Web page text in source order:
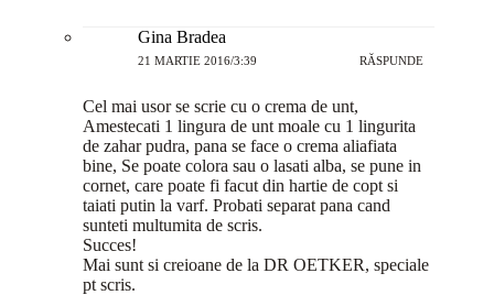
Gina Bradea
21 MARTIE 2016/3:39 RĂSPUNDE
Cel mai usor se scrie cu o crema de unt,
Amestecati 1 lingura de unt moale cu 1 lingurita
de zahar pudra, pana se face o crema aliafiata
bine, Se poate colora sau o lasati alba, se pune in
cornet, care poate fi facut din hartie de copt si
taiati putin la varf. Probati separat pana cand
sunteti multumita de scris.
Succes!
Mai sunt si creioane de la DR OETKER, speciale
pt scris.